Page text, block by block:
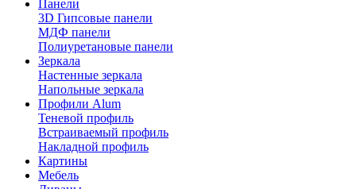
Панели
3D Гипсовые панели
МДФ панели
Полиуретановые панели
Зеркала
Настенные зеркала
Напольные зеркала
Профили Alum
Теневой профиль
Встраиваемый профиль
Накладной профиль
Картины
Мебель